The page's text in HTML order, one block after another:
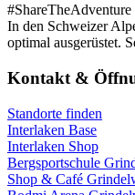
#ShareTheAdventure
In den Schweizer
optimal ausgerüstet.
Kontakt &
Standorte finden
Interlaken Base
Interlaken Shop
Bergsportschule
Shop & Café